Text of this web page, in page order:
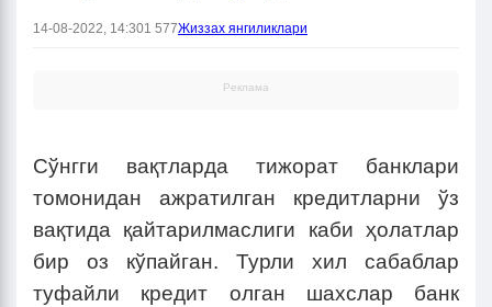
14-08-2022, 14:301 577Жиззах янгиликлари
Реклама
Сўнгги вақтларда тижорат банклари
томонидан ажратилган кредитларни ўз
вақтида қайтарилмаслиги каби ҳолатлар
бир оз кўпайган. Турли хил сабаблар
туфайли кредит олган шахслар банк